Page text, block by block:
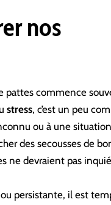
nos
pattes commence
stress, c’est un peu
ou à une
des secousses de
ne devraient pas
persistante, il est